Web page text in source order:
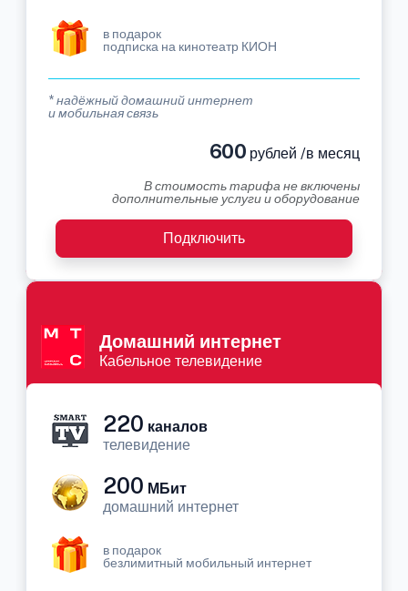
в подарок
подписка на кинотеатр КИОН
* надёжный домашний интернет
и мобильная связь
600 рублей /в месяц
В стоимость тарифа не включены
дополнительные услуги и оборудование
Подключить
Домашний интернет
Кабельное телевидение
220 каналов
телевидение
200 МБит
домашний интернет
в подарок
безлимитный мобильный интернет